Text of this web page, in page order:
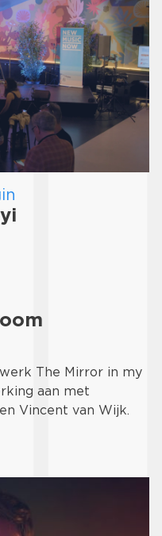
The Mirror in my
aan met
Vincent van Wijk.